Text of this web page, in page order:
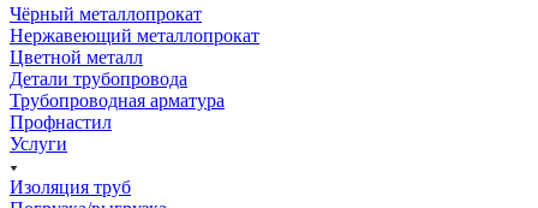
Чёрный металлопрокат
Нержавеющий металлопрокат
Цветной металл
Детали трубопровода
Трубопроводная арматура
Профнастил
Услуги
Изоляция труб